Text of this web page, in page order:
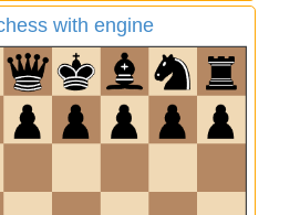
with engine